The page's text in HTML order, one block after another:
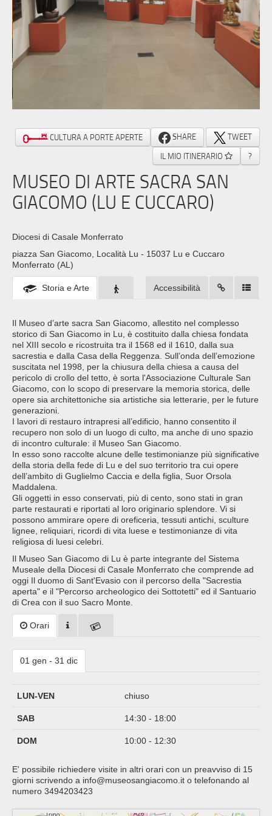
CULTURA A PORTE APERTE SHARE
TWEET
IL MIO ITINERARIO
?
MUSEO DI ARTE SACRA SAN
GIACOMO (LU E CUCCARO)
Diocesi di Casale Monferrato
piazza San Giacomo, Località Lu - 15037 Lu e Cuccaro
Monferrato (AL)
Storia e Arte Accessibilità
Il Museo d’arte sacra San Giacomo, allestito nel complesso
storico di San Giacomo in Lu, è costituito dalla chiesa fondata
nel XIII secolo e ricostruita tra il 1568 ed il 1610, dalla sua
sacrestia e dalla Casa della Reggenza. Sull’onda dell’emozione
suscitata nel 1998, per la chiusura della chiesa a causa del
pericolo di crollo del tetto, è sorta l'Associazione Culturale San
Giacomo, con lo scopo di preservare la memoria storica, delle
opere sia architettoniche sia artistiche sia letterarie, per le future
generazioni.
I lavori di restauro intrapresi all’edificio, hanno consentito il
recupero non solo di un luogo di culto, ma anche di uno spazio
di incontro culturale: il Museo San Giacomo.
In esso sono raccolte alcune delle testimonianze più significative
della storia della fede di Lu e del suo territorio tra cui opere
dell’ambito di Guglielmo Caccia e della figlia, Suor Orsola
Maddalena.
Gli oggetti in esso conservati, più di cento, sono stati in gran
parte restaurati e riportati al loro originario splendore. Vi si
possono ammirare opere di oreficeria, tessuti antichi, sculture
lignee, reliquiari, ricordi di vita luese e testimonianze di vita
religiosa di luesi celebri.
Il Museo San Giacomo di Lu è parte integrante del Sistema
Museale della Diocesi di Casale Monferrato che comprende ad
oggi Il duomo di Sant'Evasio con il percorso della "Sacrestia
aperta" e il "Percorso archeologico dei Sottotetti" ed il Santuario
di Crea con il suo Sacro Monte.
Orari
01 gen - 31 dic
LUN-VEN chiuso
SAB 14:30 - 18:00
DOM 10:00 - 12:30
E' possibile richiedere visite in altri orari con un preavviso di 15
giorni scrivendo a info@museosangiacomo.it o telefonando al
numero 3494203423